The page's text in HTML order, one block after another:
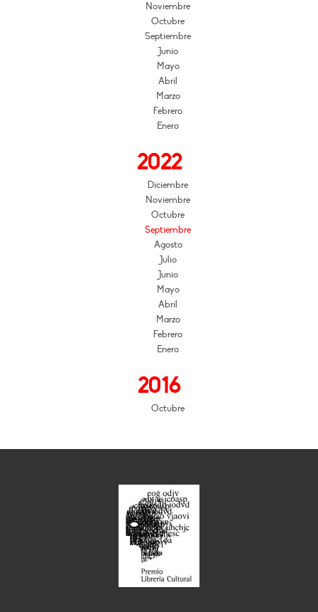
Noviembre
Octubre
Septiembre
Junio
Mayo
Abril
Marzo
Febrero
Enero
2022
Diciembre
Noviembre
Octubre
Septiembre
Agosto
Julio
Junio
Mayo
Abril
Marzo
Febrero
Enero
2016
Octubre